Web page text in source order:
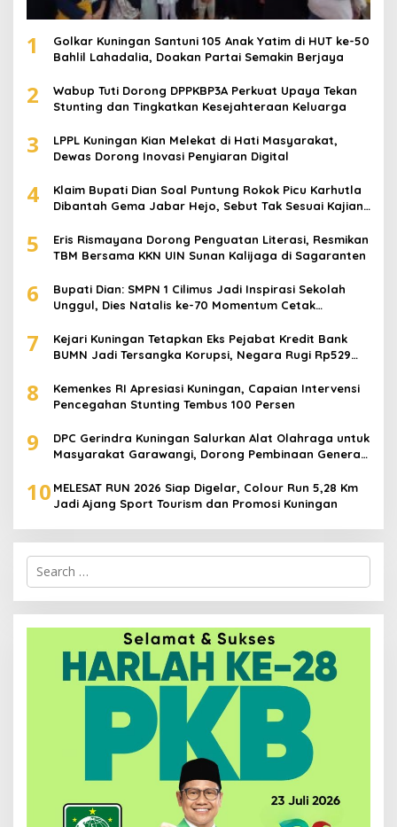
1
Golkar Kuningan Santuni 105 Anak Yatim di HUT ke-50
Bahlil Lahadalia, Doakan Partai Semakin Berjaya
2
Wabup Tuti Dorong DPPKBP3A Perkuat Upaya Tekan
Stunting dan Tingkatkan Kesejahteraan Keluarga
3
LPPL Kuningan Kian Melekat di Hati Masyarakat,
Dewas Dorong Inovasi Penyiaran Digital
4
Klaim Bupati Dian Soal Puntung Rokok Picu Karhutla
Dibantah Gema Jabar Hejo, Sebut Tak Sesuai Kajian
5
Eris Rismayana Dorong Penguatan Literasi, Resmikan
TBM Bersama KKN UIN Sunan Kalijaga di Sagaranten
6
Bupati Dian: SMPN 1 Cilimus Jadi Inspirasi Sekolah
Unggul, Dies Natalis ke-70 Momentum Cetak
7
Kejari Kuningan Tetapkan Eks Pejabat Kredit Bank
BUMN Jadi Tersangka Korupsi, Negara Rugi Rp529
8
Kemenkes RI Apresiasi Kuningan, Capaian Intervensi
Pencegahan Stunting Tembus 100 Persen
9
DPC Gerindra Kuningan Salurkan Alat Olahraga untuk
Masyarakat Garawangi, Dorong Pembinaan Generasi
10 MELESAT RUN 2026 Siap Digelar, Colour Run 5,28 Km
Jadi Ajang Sport Tourism dan Promosi Kuningan
Search
for: